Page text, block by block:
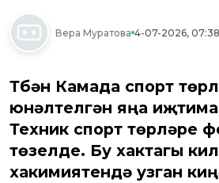
Вера Муратова 4-07-2026, 07:38
Түбән Камада спорт
юнәлтелгән яңа
Техник спорт төрләре
төзелде. Бу хактагы
хакимиятендә узган